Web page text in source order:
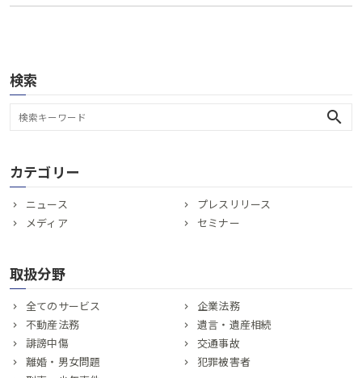
検索
search
カテゴリー
ニュース
プレスリリース
メディア
セミナー
取扱分野
全てのサービス
企業法務
不動産法務
遺言・遺産相続
誹謗中傷
交通事故
離婚・男女問題
犯罪被害者